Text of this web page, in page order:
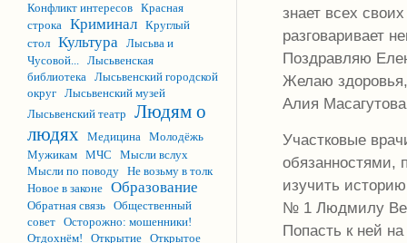
Конфликт интересов Красная
строка Криминал Круглый
стол Культура Лысьва и
Чусовой... Лысьвенская
библиотека Лысьвенский городской
округ Лысьвенский музей
Лысьвенский театр
Людям о
людях Медицина Молодёжь
Мужикам МЧС
Мысли вслух
Мысли по поводу Не возьму в толк
Новое в законе Образование
Обратная связь Общественный
совет Осторожно: мошенники!
Отдохнём!
Открытие Открытое
знает всех
разговаривает
Поздравляю
Желаю
Алия
Участковые
обязанностями,
изучить
№ 1 Людмилу
Попасть к ней